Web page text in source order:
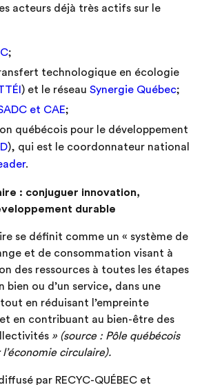
acteurs déjà très actifs sur le
;
technologique en écologie
) et le réseau Synergie Québec;
et CAE;
québécois pour le développement
), qui est le coordonnateur national
.
: conjuguer innovation,
durable
se définit comme un « système de
et de consommation visant à
des ressources à toutes les étapes
bien ou d’un service, dans une
en réduisant l’empreinte
en contribuant au bien-être des
» (source : Pôle québécois
circulaire).
par RECYC-QUÉBEC et